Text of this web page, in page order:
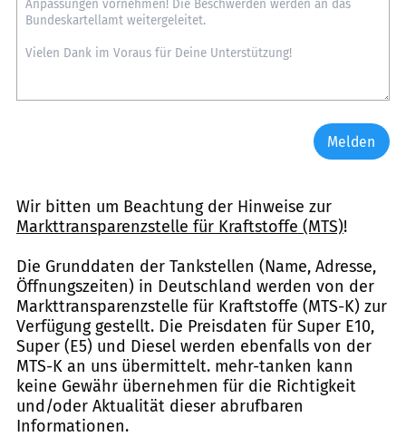
Melden
Wir bitten um Beachtung der Hinweise zur
Markttransparenzstelle für Kraftstoffe (MTS)!
Die Grunddaten der Tankstellen (Name, Adresse,
Öffnungszeiten) in Deutschland werden von der
Markttransparenzstelle für Kraftstoffe (MTS-K) zur
Verfügung gestellt. Die Preisdaten für Super E10,
Super (E5) und Diesel werden ebenfalls von der
MTS-K an uns übermittelt. mehr-tanken kann
keine Gewähr übernehmen für die Richtigkeit
und/oder Aktualität dieser abrufbaren
Informationen.